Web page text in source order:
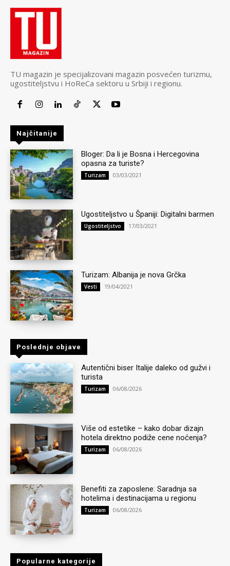
TU magazin je specijalizovani magazin posvećen turizmu,
ugostiteljstvu i HoReCa sektoru u Srbiji i regionu.
Najčitanije
Bloger: Da li je Bosna i Hercegovina
opasna za turiste?
Turizam 03/03/2021
Ugostiteljstvo u Španiji: Digitalni barmen
Ugostiteljstvo 17/03/2021
Turizam: Albanija je nova Grčka
Vesti 19/04/2021
Poslednje objave
Autentični biser Italije daleko od gužvi i
turista
Turizam 06/08/2026
Više od estetike – kako dobar dizajn
hotela direktno podiže cene noćenja?
Turizam 06/08/2026
Benefiti za zaposlene: Saradnja sa
hotelima i destinacijama u regionu
Turizam 06/08/2026
Popularne kategorije